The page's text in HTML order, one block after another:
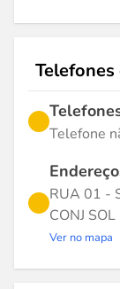
Telefones
Telefone
RUA 01 -
CONJ
Ver no mapa